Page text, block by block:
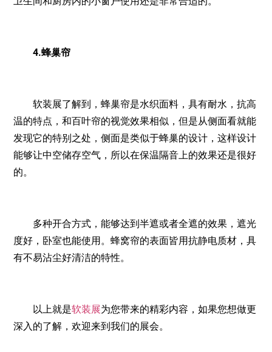
4.蜂巢帘
软装展了解到，蜂巢帘是水织面料，具有耐水，抗高
温的特点，和百叶帘的视觉效果相似，但是从侧面看就能
发现它的特别之处，侧面是类似于蜂巢的设计，这样设计
能够让中空储存空气，所以在保温隔音上的效果还是很好
的。
多种开合方式，能够达到半遮或者全遮的效果，遮光
度好，卧室也能使用。蜂窝帘的表面皆用抗静电质材，具
有不易沾尘好清洁的特性。
以上就是软装展为您带来的精彩内容，如果您想做更
深入的了解，欢迎来到我们的展会。